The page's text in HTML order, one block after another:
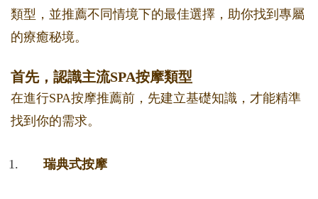
類型，並推薦不同情境下的最佳選擇，助你找到專屬
的療癒秘境。
首先，認識主流SPA按摩類型
在進行SPA按摩推薦前，先建立基礎知識，才能精準
找到你的需求。
瑞典式按摩